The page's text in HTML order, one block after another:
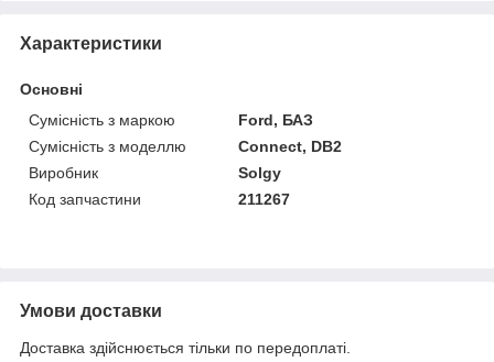
Характеристики
Основні
Сумісність з маркою
Ford, БАЗ
Сумісність з моделлю
Connect, DB2
Виробник
Solgy
Код запчастини
211267
Умови доставки
Доставка здійснюється тільки по передоплаті.